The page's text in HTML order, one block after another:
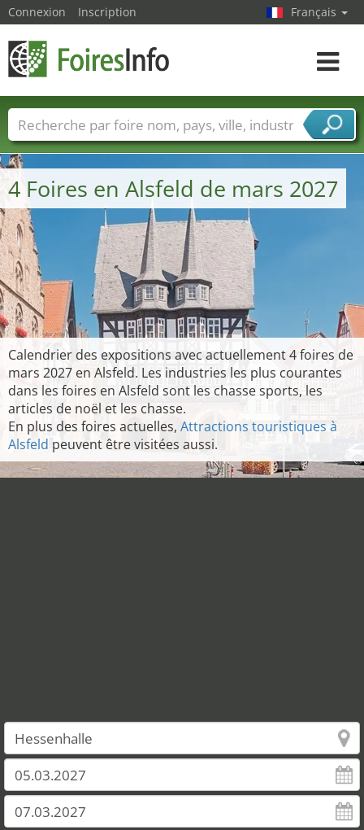
4 Foires en Alsfeld de mars 2027
Calendrier des expositions avec actuellement 4 foires de
mars 2027 en Alsfeld. Les industries les plus courantes
dans les foires en Alsfeld sont les chasse sports, les
articles de noël et les chasse.
En plus des foires actuelles, Attractions touristiques à
Alsfeld peuvent être visitées aussi.
Connexion Inscription Français
Toggle
Foire noms Pays Villes
Secteurs de foire
Secteurs du fournisseur de services